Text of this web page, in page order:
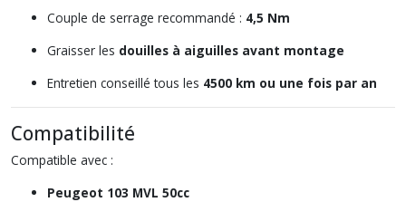
Couple de serrage recommandé : 4,5 Nm
Graisser les douilles à aiguilles avant montage
Entretien conseillé tous les 4500 km ou une fois par an
Compatibilité
Compatible avec :
Peugeot 103 MVL 50cc